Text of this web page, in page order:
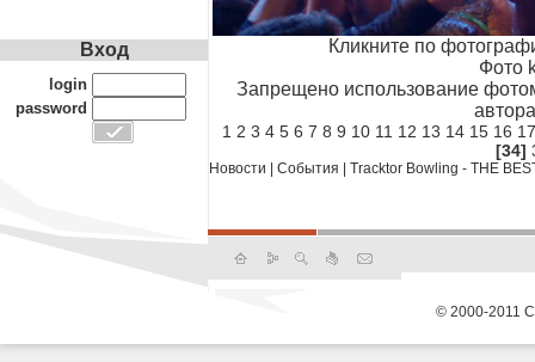
Кликните по
Фото
Запрещено использование
1 2 3 4 5 6 7 8 9 10 11 12 13 14 15 16 17
[34]
Новости События Tracktor Bowling - THE
Вход
login
password
© 2000-2011